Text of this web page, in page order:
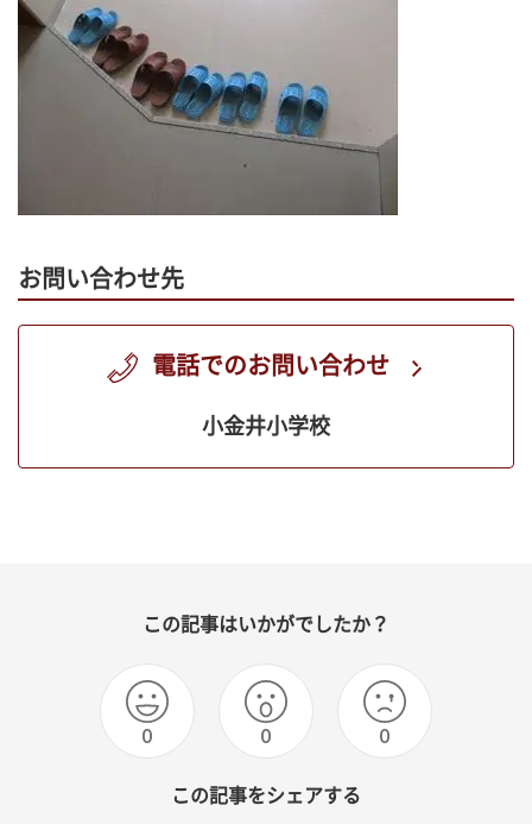
お問い合わせ先
電話でのお問い合わせ
小金井小学校
この記事はいかがでしたか？
0 0 0
この記事をシェアする